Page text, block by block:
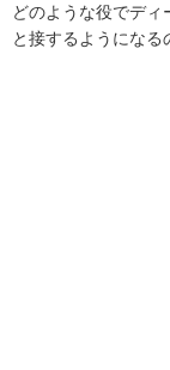
どのような役でディ
と接するようになる